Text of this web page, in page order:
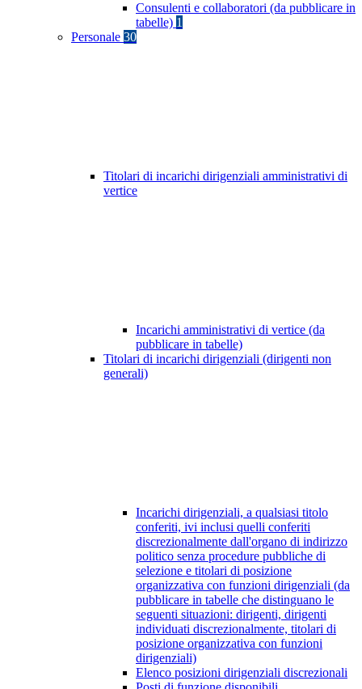
Consulenti e collaboratori (da pubblicare in
tabelle) 1
Personale 30
Titolari di incarichi dirigenziali amministrativi di
vertice
Incarichi amministrativi di vertice (da
pubblicare in tabelle)
Titolari di incarichi dirigenziali (dirigenti non
generali)
Incarichi dirigenziali, a qualsiasi titolo
conferiti, ivi inclusi quelli conferiti
discrezionalmente dall'organo di indirizzo
politico senza procedure pubbliche di
selezione e titolari di posizione
organizzativa con funzioni dirigenziali (da
pubblicare in tabelle che distinguano le
seguenti situazioni: dirigenti, dirigenti
individuati discrezionalmente, titolari di
posizione organizzativa con funzioni
dirigenziali)
Elenco posizioni dirigenziali discrezionali